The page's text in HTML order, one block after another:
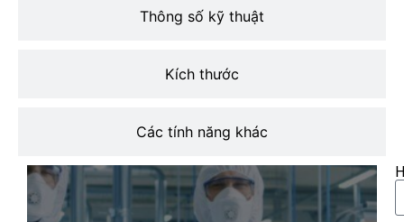
Thông số kỹ thuật
Kích thước
Các tính năng khác